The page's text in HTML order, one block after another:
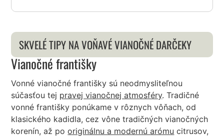
SKVELÉ TIPY NA VOŇAVÉ VIANOČNÉ DARČEKY
Vianočné františky
Vonné vianočné františky sú neodmysliteľnou
súčasťou tej pravej vianočnej atmosféry. Tradičné
vonné františky ponúkame v rôznych vôňach, od
klasického kadidla, cez vône tradičných vianočných
korenín, až pooriginálnu a modernú arómu citrusov,